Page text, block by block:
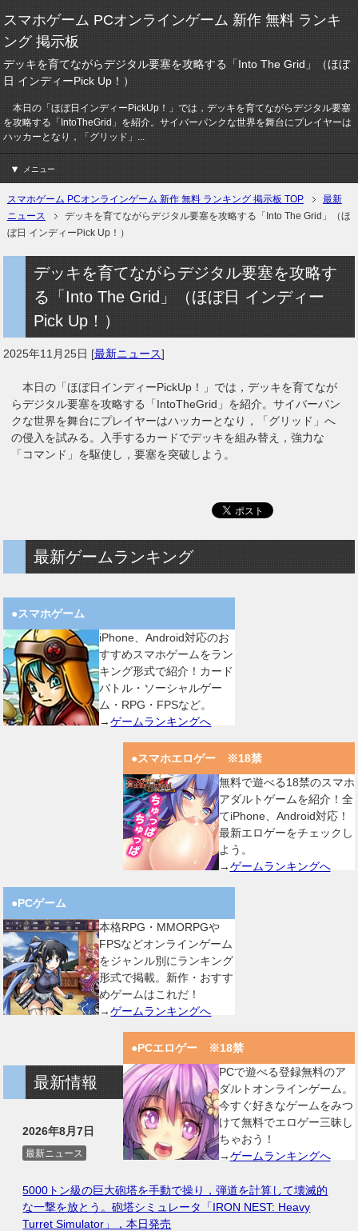
スマホゲーム PCオンラインゲーム 新作 無料 ランキ
ング 掲示板
デッキを育てながらデジタル要塞を攻略する「Into The Grid」（ほぼ
日 インディーPick Up！）
本日の「ほぼ日インディーPickUp！」では，デッキを育てながらデジタル要塞
を攻略する「IntoTheGrid」を紹介。サイバーパンクな世界を舞台にプレイヤーは
ハッカーとなり，「グリッド」...
メニュー
スマホゲーム PCオンラインゲーム 新作 無料 ランキング 掲示板 TOP
最新
ニュース
デッキを育てながらデジタル要塞を攻略する「Into The Grid」（ほ
ぼ日 インディーPick Up！）
デッキを育てながらデジタル要塞を攻略す
る「Into The Grid」（ほぼ日 インディー
Pick Up！）
2025年11月25日 [最新ニュース]
本日の「ほぼ日インディーPickUp！」では，デッキを育てなが
らデジタル要塞を攻略する「IntoTheGrid」を紹介。サイバーパン
クな世界を舞台にプレイヤーはハッカーとなり，「グリッド」へ
の侵入を試みる。入手するカードでデッキを組み替え，強力な
「コマンド」を駆使し，要塞を突破しよう。
最新ゲームランキング
●スマホゲーム
iPhone、Android対応のお
すすめスマホゲームをラン
キング形式で紹介！カード
バトル・ソーシャルゲー
ム・RPG・FPSなど。
→ゲームランキングへ
●スマホエロゲー ※18禁
無料で遊べる18禁のスマホ
アダルトゲームを紹介！全
てiPhone、Android対応！
最新エロゲーをチェックし
よう。
→ゲームランキングへ
●PCゲーム
本格RPG・MMORPGや
FPSなどオンラインゲーム
をジャンル別にランキング
形式で掲載。新作・おすす
めゲームはこれだ！
→ゲームランキングへ
●PCエロゲー ※18禁
PCで遊べる登録無料のア
ダルトオンラインゲーム。
今すぐ好きなゲームをみつ
けて無料でエロゲー三昧し
ちゃおう！
→ゲームランキングへ
最新情報
2026年8月7日
最新ニュース
5000トン級の巨大砲塔を手動で操り，弾道を計算して壊滅的
な一撃を放とう。砲塔シミュレータ「IRON NEST: Heavy
Turret Simulator」，本日発売